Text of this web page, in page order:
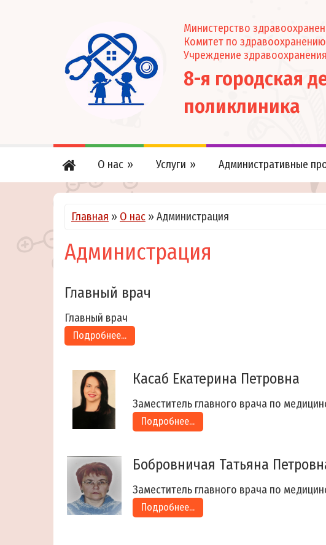
Министерство
Комитет по
Учреждение здравоохранения
8-я городская
поликлиника
О нас Услуги Административные
Главная » О нас » Администрация
Администрация
Главный врач
Главный врач
Подробнее...
Касаб Екатерина Петровна
Заместитель главного врача по
Подробнее...
Бобровничая Татьяна
Заместитель главного врача по
Подробнее...